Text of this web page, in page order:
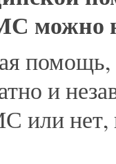
можно
помощь,
и
или нет,